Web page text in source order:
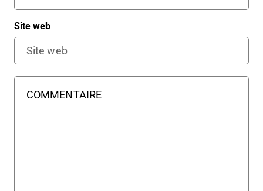
Site web